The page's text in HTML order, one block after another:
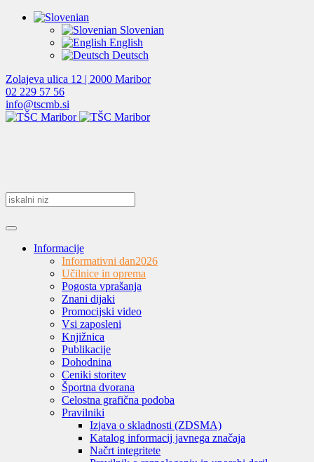
Slovenian
English
Deutsch
Zolajeva ulica 12 | 2000 Maribor
02 229 57 56
info@tscmb.si
Informacije
Informativni dan2026
Učilnice in oprema
Pogosta vprašanja
Znani dijaki
Promocijski video
Vsi zaposleni
Knjižnica
Publikacije
Dohodnina
Ceniki storitev
Športna dvorana
Celostna grafična podoba
Pravilniki
Izjava o skladnosti (ZDSMA)
Katalog informacij javnega značaja
Načrt integritete